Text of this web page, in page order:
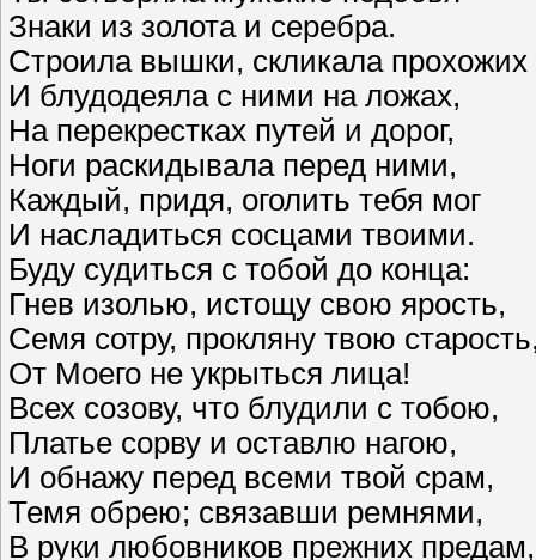
Знаки из золота и серебра.
Строила вышки, скликала прохожих
И блудодеяла с ними на ложах,
На перекрестках путей и дорог,
Ноги раскидывала перед ними,
Каждый, придя, оголить тебя мог
И насладиться сосцами твоими.
Буду судиться с тобой до конца:
Гнев изолью, истощу свою ярость,
Семя сотру, прокляну твою
От Моего не укрыться лица!
Всех созову, что блудили с тобою,
Платье сорву и оставлю нагою,
И обнажу перед всеми твой срам,
Темя обрею; связавши ремнями,
В руки любовников прежних предам,